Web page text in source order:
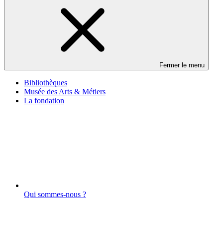
Fermer le menu
Bibliothèques
Musée des Arts & Métiers
La fondation
Qui sommes-nous ?